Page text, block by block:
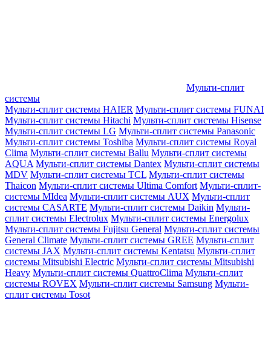
Мульти-сплит
системы
Мульти-сплит системы HAIER Мульти-сплит системы FUNAI
Мульти-сплит системы Hitachi Мульти-сплит системы Hisense
Мульти-сплит системы LG Мульти-сплит системы Panasonic
Мульти-сплит системы Toshiba Мульти-сплит системы Royal
Clima Мульти-сплит системы Ballu Мульти-сплит системы
AQUA Мульти-сплит системы Dantex Мульти-сплит системы
MDV Мульти-сплит системы TCL Мульти-сплит системы
Thaicon Мульти-сплит системы Ultima Comfort Мульти-сплит-
системы MIdea Мульти-сплит системы AUX Мульти-сплит
системы CASARTE Мульти-сплит системы Daikin Мульти-
сплит системы Electrolux Мульти-сплит системы Energolux
Мульти-сплит системы Fujitsu General Мульти-сплит системы
General Climate Мульти-сплит системы GREE Мульти-сплит
системы JAX Мульти-сплит системы Kentatsu Мульти-сплит
системы Mitsubishi Electric Мульти-сплит системы Mitsubishi
Heavy Мульти-сплит системы QuattroClima Мульти-сплит
системы ROVEX Мульти-сплит системы Samsung Мульти-
сплит системы Tosot